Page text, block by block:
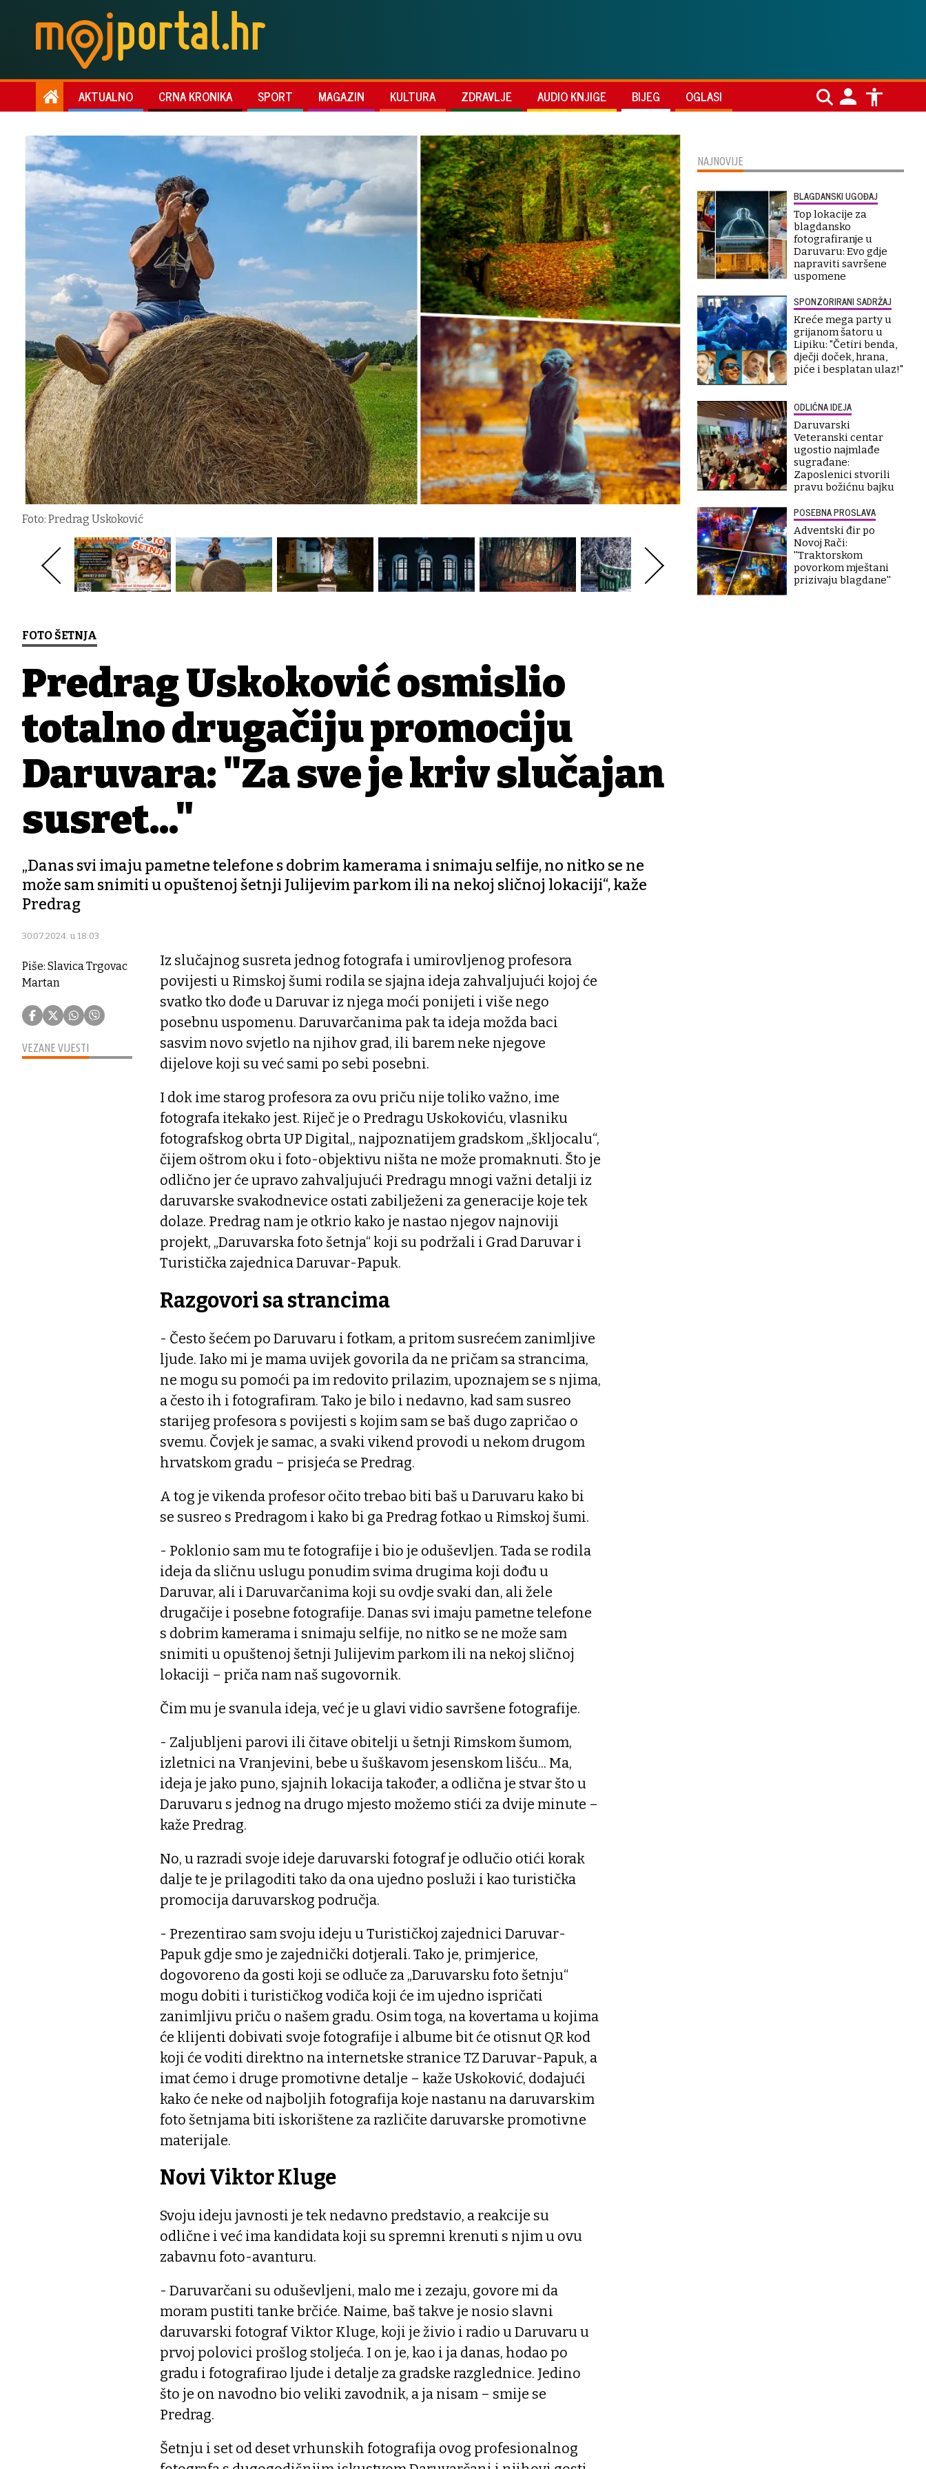
AKTUALNO CRNA KRONIKA SPORT MAGAZIN KULTURA ZDRAVLJE AUDIO KNJIGE BIJEG OGLASI
Foto: Predrag Uskoković
FOTO ŠETNJA
Predrag Uskoković osmislio
totalno drugačiju promociju
Daruvara: "Za sve je kriv slučajan
susret..."
„Danas svi imaju pametne telefone s dobrim kamerama i snimaju selfije, no nitko se ne
može sam snimiti u opuštenoj šetnji Julijevim parkom ili na nekoj sličnoj lokaciji“, kaže
Predrag
30.07.2024. u 18:03
Piše: Slavica Trgovac
Martan
VEZANE VIJESTI
Iz slučajnog susreta jednog fotografa i umirovljenog profesora
povijesti u Rimskoj šumi rodila se sjajna ideja zahvaljujući kojoj će
svatko tko dođe u Daruvar iz njega moći ponijeti i više nego
posebnu uspomenu. Daruvarčanima pak ta ideja možda baci
sasvim novo svjetlo na njihov grad, ili barem neke njegove
dijelove koji su već sami po sebi posebni.
I dok ime starog profesora za ovu priču nije toliko važno, ime
fotografa itekako jest. Riječ je o Predragu Uskokoviću, vlasniku
fotografskog obrta UP Digital,, najpoznatijem gradskom „škljocalu“,
čijem oštrom oku i foto-objektivu ništa ne može promaknuti. Što je
odlično jer će upravo zahvaljujući Predragu mnogi važni detalji iz
daruvarske svakodnevice ostati zabilježeni za generacije koje tek
dolaze. Predrag nam je otkrio kako je nastao njegov najnoviji
projekt, „Daruvarska foto šetnja“ koji su podržali i Grad Daruvar i
Turistička zajednica Daruvar-Papuk.
Razgovori sa strancima
- Često šećem po Daruvaru i fotkam, a pritom susrećem zanimljive
ljude. Iako mi je mama uvijek govorila da ne pričam sa strancima,
ne mogu su pomoći pa im redovito prilazim, upoznajem se s njima,
a često ih i fotografiram. Tako je bilo i nedavno, kad sam susreo
starijeg profesora s povijesti s kojim sam se baš dugo zapričao o
svemu. Čovjek je samac, a svaki vikend provodi u nekom drugom
hrvatskom gradu – prisjeća se Predrag.
A tog je vikenda profesor očito trebao biti baš u Daruvaru kako bi
se susreo s Predragom i kako bi ga Predrag fotkao u Rimskoj šumi.
- Poklonio sam mu te fotografije i bio je oduševljen. Tada se rodila
ideja da sličnu uslugu ponudim svima drugima koji dođu u
Daruvar, ali i Daruvarčanima koji su ovdje svaki dan, ali žele
drugačije i posebne fotografije. Danas svi imaju pametne telefone
s dobrim kamerama i snimaju selfije, no nitko se ne može sam
snimiti u opuštenoj šetnji Julijevim parkom ili na nekoj sličnoj
lokaciji – priča nam naš sugovornik.
Čim mu je svanula ideja, već je u glavi vidio savršene fotografije.
- Zaljubljeni parovi ili čitave obitelji u šetnji Rimskom šumom,
izletnici na Vranjevini, bebe u šuškavom jesenskom lišću... Ma,
ideja je jako puno, sjajnih lokacija također, a odlična je stvar što u
Daruvaru s jednog na drugo mjesto možemo stići za dvije minute –
kaže Predrag.
No, u razradi svoje ideje daruvarski fotograf je odlučio otići korak
dalje te je prilagoditi tako da ona ujedno posluži i kao turistička
promocija daruvarskog područja.
- Prezentirao sam svoju ideju u Turističkoj zajednici Daruvar-
Papuk gdje smo je zajednički dotjerali. Tako je, primjerice,
dogovoreno da gosti koji se odluče za „Daruvarsku foto šetnju“
mogu dobiti i turističkog vodiča koji će im ujedno ispričati
zanimljivu priču o našem gradu. Osim toga, na kovertama u kojima
će klijenti dobivati svoje fotografije i albume bit će otisnut QR kod
koji će voditi direktno na internetske stranice TZ Daruvar-Papuk, a
imat ćemo i druge promotivne detalje – kaže Uskoković, dodajući
kako će neke od najboljih fotografija koje nastanu na daruvarskim
foto šetnjama biti iskorištene za različite daruvarske promotivne
materijale.
Novi Viktor Kluge
Svoju ideju javnosti je tek nedavno predstavio, a reakcije su
odlične i već ima kandidata koji su spremni krenuti s njim u ovu
zabavnu foto-avanturu.
- Daruvarčani su oduševljeni, malo me i zezaju, govore mi da
moram pustiti tanke brčiće. Naime, baš takve je nosio slavni
daruvarski fotograf Viktor Kluge, koji je živio i radio u Daruvaru u
prvoj polovici prošlog stoljeća. I on je, kao i ja danas, hodao po
gradu i fotografirao ljude i detalje za gradske razglednice. Jedino
što je on navodno bio veliki zavodnik, a ja nisam – smije se
Predrag.
Šetnju i set od deset vrhunskih fotografija ovog profesionalnog
NAJNOVIJE
BLAGDANSKI UGOĐAJ
Top lokacije za
blagdansko
fotografiranje u
Daruvaru: Evo gdje
napraviti savršene
uspomene
SPONZORIRANI SADRŽAJ
Kreće mega party u
grijanom šatoru u
Lipiku: "Četiri benda,
dječji doček, hrana,
piće i besplatan ulaz!"
ODLIČNA IDEJA
Daruvarski
Veteranski centar
ugostio najmlađe
sugrađane:
Zaposlenici stvorili
pravu božićnu bajku
POSEBNA PROSLAVA
Adventski đir po
Novoj Rači:
''Traktorskom
povorkom mještani
prizivaju blagdane''